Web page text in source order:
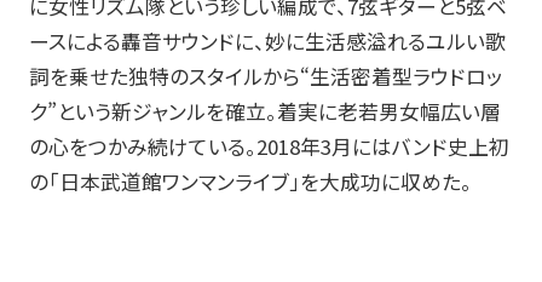
に女性リズム隊という珍しい編成で、7弦ギターと5弦ベ
ースによる轟音サウンドに、妙に生活感溢れるユルい歌
詞を乗せた独特のスタイルから“生活密着型ラウドロッ
ク”という新ジャンルを確立。着実に老若男女幅広い層
の心をつかみ続けている。2018年3月にはバンド史上初
の「日本武道館ワンマンライブ」を大成功に収めた。